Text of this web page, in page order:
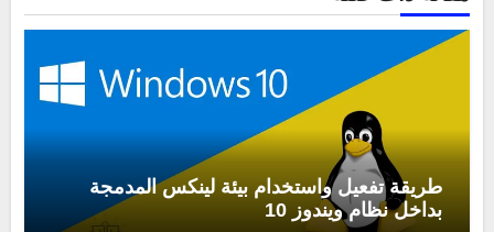
طريقة تفعيل واستخدام بيئة لينكس المدمجة
بداخل نظام ويندوز 10